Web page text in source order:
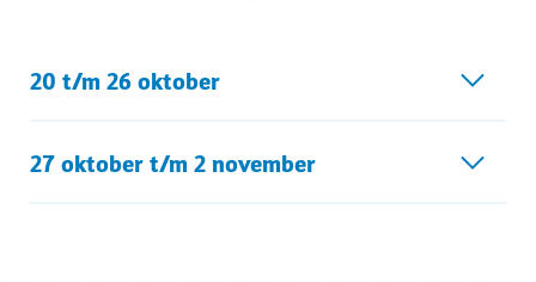
20 t/m 26 oktober
27 oktober t/m 2 november